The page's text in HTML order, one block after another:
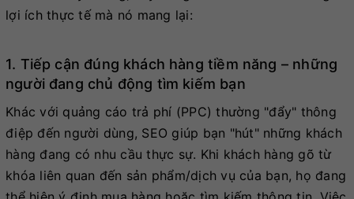
lợi ích thực tế mà nó mang lại:
1. Tiếp cận đúng khách hàng tiềm năng – những
người đang chủ động tìm kiếm bạn
Khác với quảng cáo trả phí (PPC) thường "đẩy" thông
điệp đến người dùng, SEO giúp bạn "hút" những khách
hàng đang có nhu cầu thực sự. Khi khách hàng gõ từ
khóa liên quan đến sản phẩm/dịch vụ của bạn, họ đang